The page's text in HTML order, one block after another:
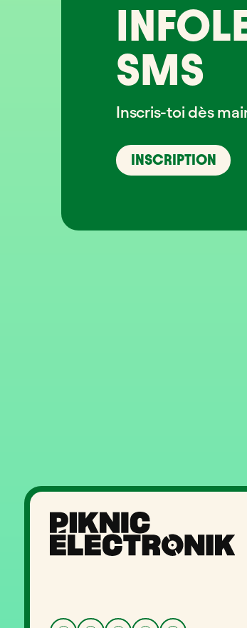
SMS
Inscris-toi dès
INSCRIPTION